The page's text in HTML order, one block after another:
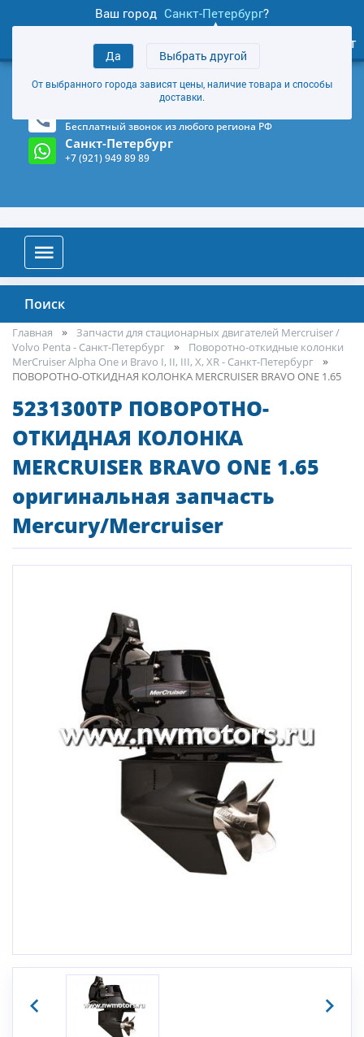
Ваш город Санкт-Петербург?
Да Выбрать другой
От выбранного города зависят цены, наличие товара и способы
доставки.
товаров
Личный кабинет
+7 (921) 949 89 89
Магазин и склад в Санкт-Петербурге (Карта)
Бесплатный звонок из любого региона РФ
Санкт-Петербург
+7 (921) 949 89 89
Поиск
Главная
Запчасти для стационарных двигателей Mercruiser /
Volvo Penta - Санкт-Петербург
Поворотно-откидные колонки
MerCruiser Alpha One и Bravo I, II, III, X, XR - Санкт-Петербург
ПОВОРОТНО-ОТКИДНАЯ КОЛОНКА MERCRUISER BRAVO ONE 1.65
5231300TP ПОВОРОТНО-
ОТКИДНАЯ КОЛОНКА
MERCRUISER BRAVO ONE 1.65
оригинальная запчасть
Mercury/Mercruiser